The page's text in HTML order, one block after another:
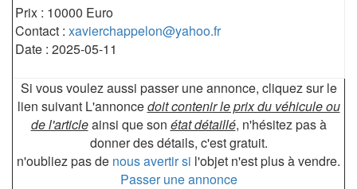
Prix : 10000 Euro
Contact : xavierchappelon@yahoo.fr
Date : 2025-05-11
Si vous voulez aussi passer une annonce, cliquez sur le
lien suivant L'annoncedoit contenir le prix du véhicule ou
de l'articleainsi que son état détaillé, n'hésitez pas à
donner des détails, c'est gratuit.
n'oubliez pas de nous avertir si l'objet n'est plus à vendre.
Passer une annonce